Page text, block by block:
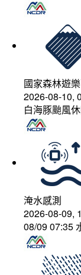
國家森林遊
2026-08-10,
白海豚颱風
淹水感測
2026-08-09,
08/09 07:35